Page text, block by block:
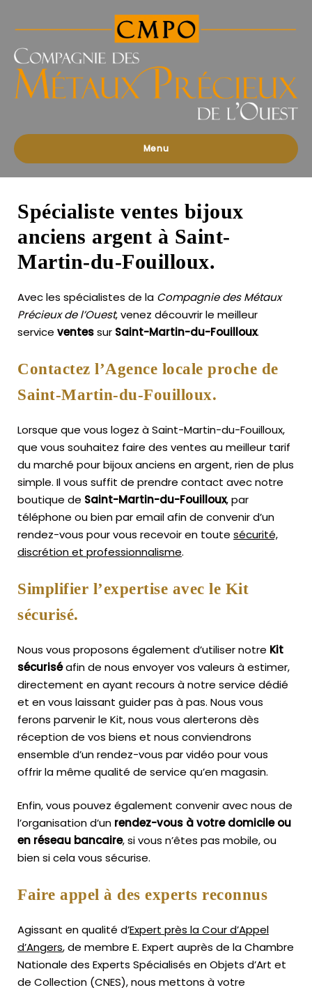
des
Précieux
l'Ouest
Menu
Spécialiste ventes bijoux
anciens argent à Saint-
Martin-du-Fouilloux.
Avec les spécialistes de la Compagnie des Métaux
Précieux de l’Ouest, venez découvrir le meilleur
service ventessur Saint-Martin-du-Fouilloux.
Contactez l’Agence locale proche de
Saint-Martin-du-Fouilloux.
Lorsque que vous logez à Saint-Martin-du-Fouilloux,
que vous souhaitez faire des ventes au meilleur tarif
du marché pour bijoux anciens en argent, rien de plus
simple. Il vous suffit de prendre contact avec notre
boutique de Saint-Martin-du-Fouilloux, par
téléphone ou bien par email afin de convenir d’un
rendez-vous pour vous recevoir en toute sécurité,
discrétion et professionnalisme.
Simplifier l’expertise avec le Kit
sécurisé.
Nous vous proposons également d’utiliser notre Kit
sécuriséafin de nous envoyer vos valeurs à estimer,
directement en ayant recours à notre service dédié
et en vous laissant guider pas à pas. Nous vous
ferons parvenir le Kit, nous vous alerterons dès
réception de vos biens et nous conviendrons
ensemble d’un rendez-vous par vidéo pour vous
offrir la même qualité de service qu’en magasin.
Enfin, vous pouvez également convenir avec nous de
l’organisation d’un rendez-vous à votre domicile ou
en réseau bancaire, si vous n’êtes pas mobile, ou
bien si cela vous sécurise.
Faire appel à des experts reconnus
Agissant en qualité d’Expert près la Cour d’Appel
d’Angers, de membre E. Expert auprès de laChambre
Nationale des Experts Spécialisés en Objets d’Art et
de Collection (CNES),nous mettons à votre